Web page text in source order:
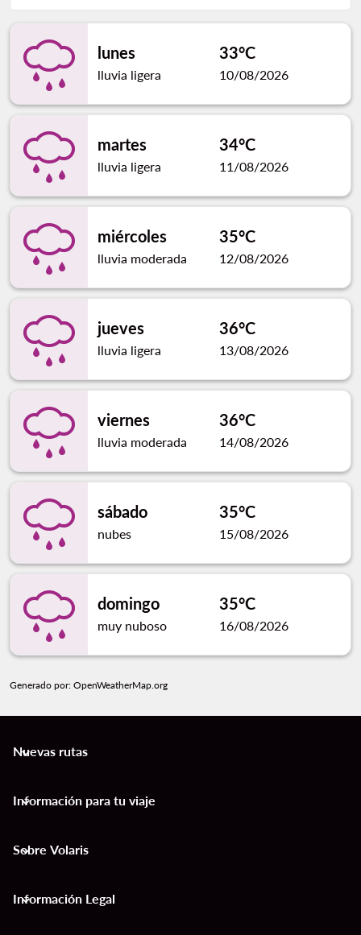
lunes
lluvia ligera
33°C
10/08/2026
martes
lluvia ligera
34°C
11/08/2026
miércoles
lluvia moderada
35°C
12/08/2026
jueves
lluvia ligera
36°C
13/08/2026
viernes
lluvia moderada
36°C
14/08/2026
sábado
nubes
35°C
15/08/2026
domingo
muy nuboso
35°C
16/08/2026
Generado por: OpenWeatherMap.org
Nuevas rutas
keyboard_arrow_down
Información para tu viaje
keyboard_arrow_down
Sobre Volaris
keyboard_arrow_down
Información Legal
keyboard_arrow_down